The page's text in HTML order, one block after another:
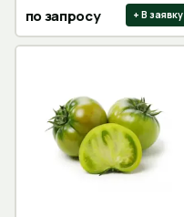
по запросу + В заявку